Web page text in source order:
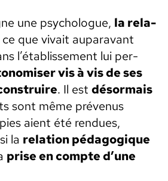
une psy­cho­logue, la rel­a­
ce que vivait aupar­a­vant
l’établissement lui per­
vis à vis de ses
. Il est désor­mais
sont même prévenus
aient été ren­dues,
la rela­tion péd­a­gogique
prise en compte d’une